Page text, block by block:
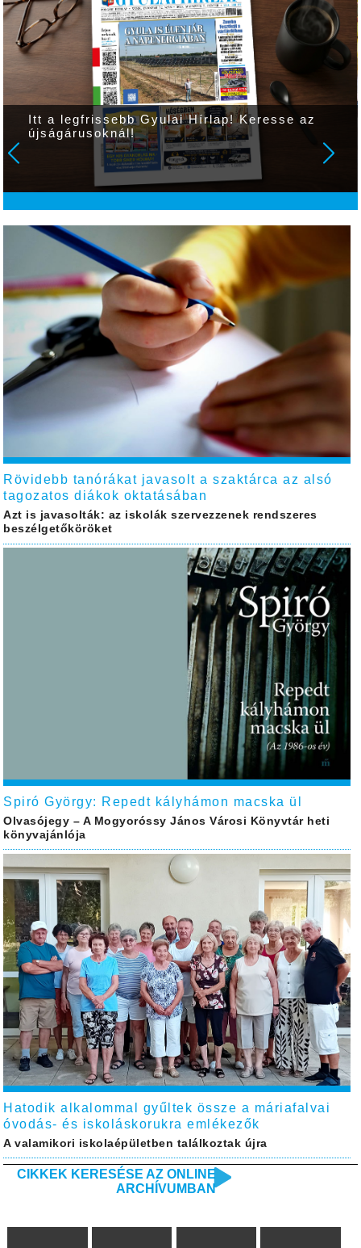
Itt a legfrissebb Gyulai Hírlap! Keresse az
újságárusoknál!
Rövidebb tanórákat javasolt a szaktárca az alsó
tagozatos diákok oktatásában
Azt is javasolták: az iskolák szervezzenek rendszeres
beszélgetőköröket
Spiró György: Repedt kályhámon macska ül
Olvasójegy – A Mogyoróssy János Városi Könyvtár heti
könyvajánlója
Hatodik alkalommal gyűltek össze a máriafalvai
óvodás- és iskoláskorukra emlékezők
A valamikori iskolaépületben találkoztak újra
CIKKEK KERESÉSE AZ ONLINE
ARCHÍVUMBAN